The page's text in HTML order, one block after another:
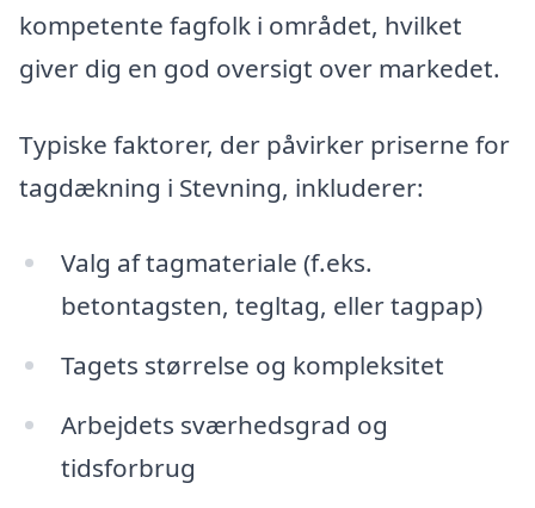
kompetente fagfolk i området, hvilket
giver dig en god oversigt over markedet.
Typiske faktorer, der påvirker priserne for
tagdækning i Stevning, inkluderer:
Valg af tagmateriale (f.eks.
betontagsten, tegltag, eller tagpap)
Tagets størrelse og kompleksitet
Arbejdets sværhedsgrad og
tidsforbrug